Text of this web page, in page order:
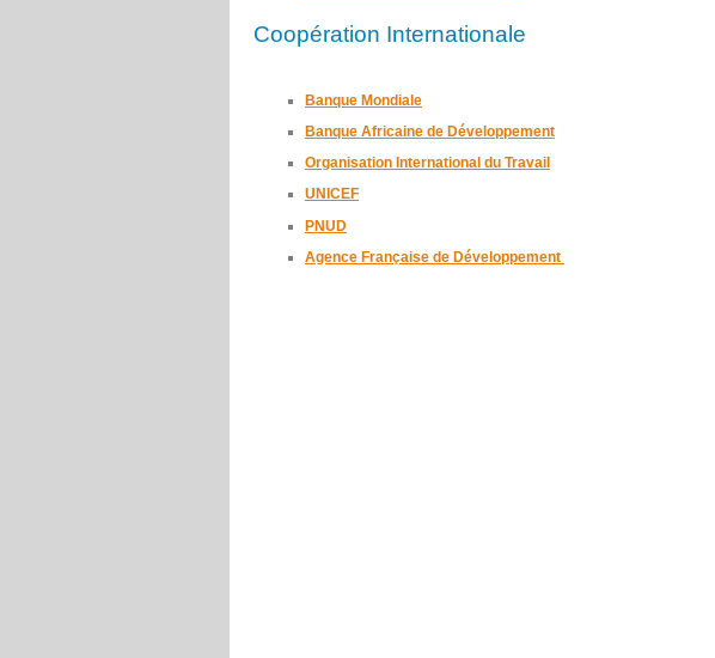
Coopération Internationale
Banque Mondiale
Banque Africaine de Développement
Organisation International du Travail
UNICEF
PNUD
Agence Française de Développement